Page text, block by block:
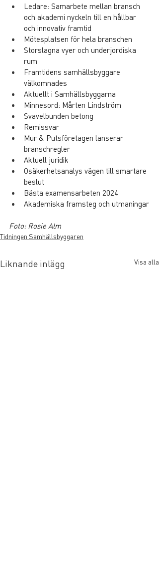
Ledare: Samarbete mellan bransch
och akademi nyckeln till en hållbar
och innovativ framtid
Mötesplatsen för hela branschen
Storslagna vyer och underjordiska
rum
Framtidens samhällsbyggare
välkomnades
Aktuellt i Samhällsbyggarna
Minnesord: Mårten Lindström
Svavelbunden betong
Remissvar
Mur & Putsföretagen lanserar
branschregler
Aktuell juridik
Osäkerhetsanalys vägen till smartare
beslut
Bästa examensarbeten 2024
Akademiska framsteg och utmaningar
Foto: Rosie Alm
Tidningen Samhällsbyggaren
Liknande inlägg Visa alla